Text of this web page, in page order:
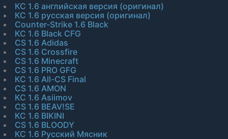
КС 1.6 английская версия (оригинал)
КС 1.6 русская версия (оригинал)
Counter-Strike 1.6 Black
КС 1.6 Black CFG
CS 1.6 Adidas
CS 1.6 Crossfire
CS 1.6 Minecraft
CS 1.6 PRO GFG
КС 1.6 All-CS Final
CS 1.6 AMON
КС 1.6 Asiimov
CS 1.6 BEAV!SE
КС 1.6 BIKINI
CS 1.6 BLOODY
КС 1.6 Русский Мясник